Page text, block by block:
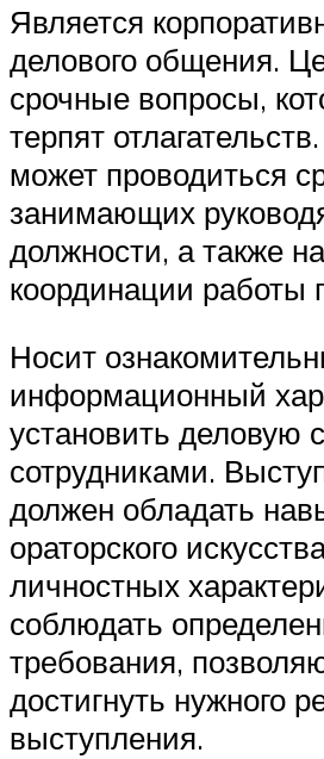
Является
делового общения.
срочные вопросы,
терпят
может проводиться
занимающих
должности, а также
координации работы
Носит
информационный
установить деловую
сотрудниками.
должен обладать
ораторского
личностных
соблюдать
требования,
достигнуть нужного
выступления.